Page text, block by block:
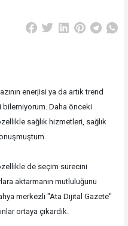
enerjisi ya da artık trend
bilemiyorum. Daha önceki
sağlık hizmetleri, sağlık
de seçim sürecini
aktarmanın mutluluğunu
merkezli "Ata Dijital Gazete"
ortaya çıkardık.